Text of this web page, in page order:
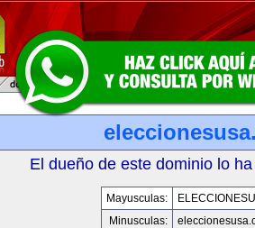
El dueño de este dominio lo
Mayusculas:
Minusculas: